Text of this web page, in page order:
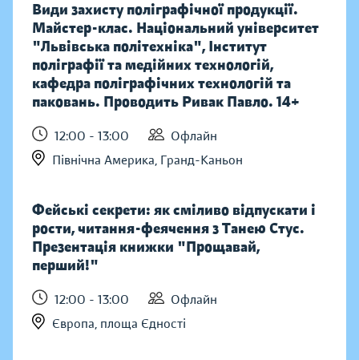
Види захисту поліграфічної продукції.
Майстер-клас. Національний університет
"Львівська політехніка", Інститут
поліграфії та медійних технологій,
кафедра поліграфічних технологій та
паковань. Проводить Ривак Павло. 14+
12:00 - 13:00
Офлайн
Північна Америка, Гранд-Каньон
Фейські секрети: як сміливо відпускати і
рости, читання-феячення з Танею Стус.
Презентація книжки "Прощавай,
перший!"
12:00 - 13:00
Офлайн
Європа, площа Єдності